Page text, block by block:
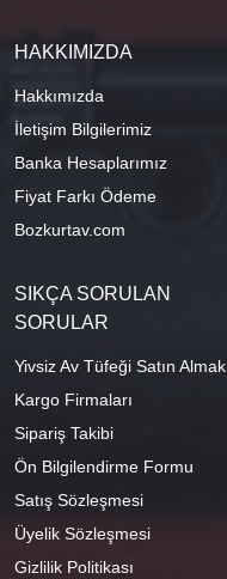
HAKKIMIZDA
Hakkımızda
İletişim Bilgilerimiz
Banka Hesaplarımız
Fiyat Farkı Ödeme
Bozkurtav.com
SIKÇA SORULAN
SORULAR
Yivsiz Av Tüfeği Satın Almak
Kargo Firmaları
Sipariş Takibi
Ön Bilgilendirme Formu
Satış Sözleşmesi
Üyelik Sözleşmesi
Gizlilik Politikası